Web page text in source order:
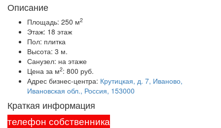
Описание
Площадь: 250 м2
Этаж: 18 этаж
Пол: плитка
Высота: 3 м.
Санузел: на этаже
Цена за м2: 800 руб.
Адрес бизнес-центра: Крутицкая, д. 7, Иваново,
Ивановская обл., Россия, 153000
Краткая информация
телефон собственника